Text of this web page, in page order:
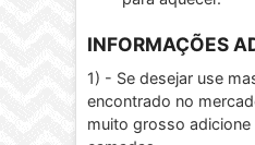
INFORMAÇÕES
1) - Se desejar use
encontrado no
muito grosso